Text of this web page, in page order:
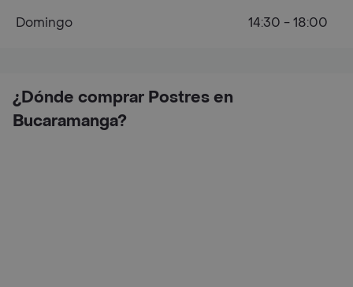
¿Dónde comprar Postres en
Bucaramanga?
Domingo
14:30 - 18:00